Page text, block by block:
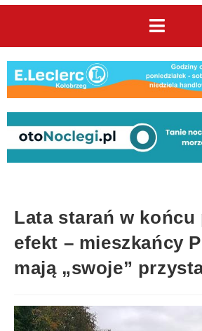
Lata starań w końcu
efekt – mieszkańcy
mają „swoje”